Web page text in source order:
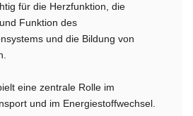
für die Herzfunktion, die
Funktion des
und die Bildung von
eine zentrale Rolle im
und im Energiestoffwechsel.